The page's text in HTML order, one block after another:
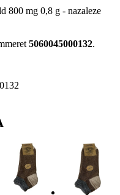
800 mg 0,8 g - nazaleze
5060045000132.